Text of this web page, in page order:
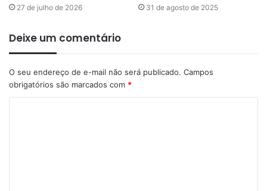
27 de julho de 2026 31 de agosto de 2025
Deixe um comentário
O seu endereço de e-mail não será publicado. Campos
obrigatórios são marcados com *